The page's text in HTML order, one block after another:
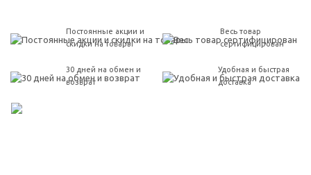
Постоянные акции и
скидки на товары
Весь товар
сертифицирован
30 дней на обмен и
возврат
Удобная и быстрая
доставка